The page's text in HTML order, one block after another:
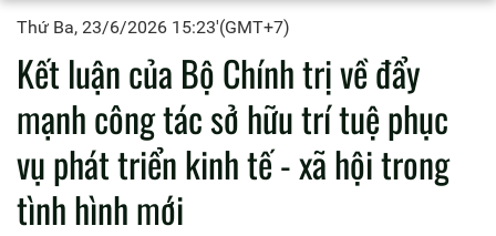
Thứ Ba, 23/6/2026 15:23'(GMT+7)
Kết luận của Bộ Chính trị về đẩy
mạnh công tác sở hữu trí tuệ phục
vụ phát triển kinh tế - xã hội trong
tình hình mới